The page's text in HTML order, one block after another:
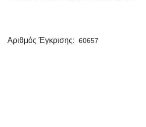
Αριθμός Έγκρισης: 60657